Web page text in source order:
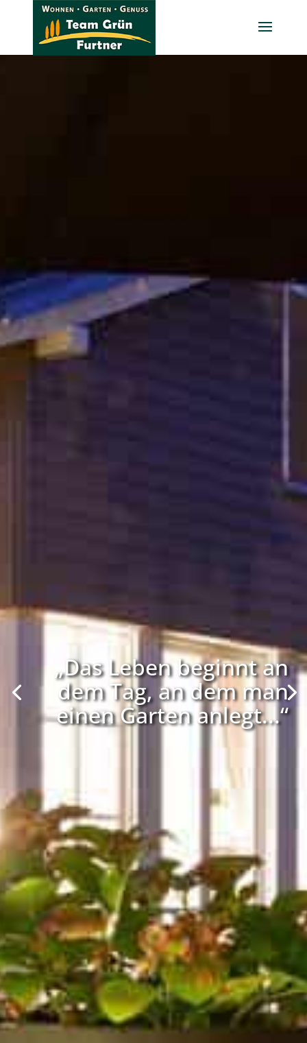
„Das Leben beginnt an
dem Tag, an dem man
einen Garten anlegt...“